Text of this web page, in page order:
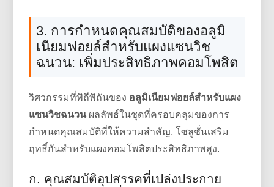
3. การกำหนดคุณสมบัติของอลูมิ
เนียมฟอยล์สำหรับแผงแซนวิช
ฉนวน: เพิ่มประสิทธิภาพคอมโพสิต
วิศวกรรมที่พิถีพิถันของ อลูมิเนียมฟอยล์สำหรับแผง
แซนวิชฉนวนผลลัพธ์ในชุดที่ครอบคลุมของการ
กำหนดคุณสมบัติที่ให้ความสำคัญ, โซลูชั่นเสริม
ฤทธิ์กันสำหรับแผงคอมโพสิตประสิทธิภาพสูง.
ก. คุณสมบัติอุปสรรคที่เปล่งประกาย